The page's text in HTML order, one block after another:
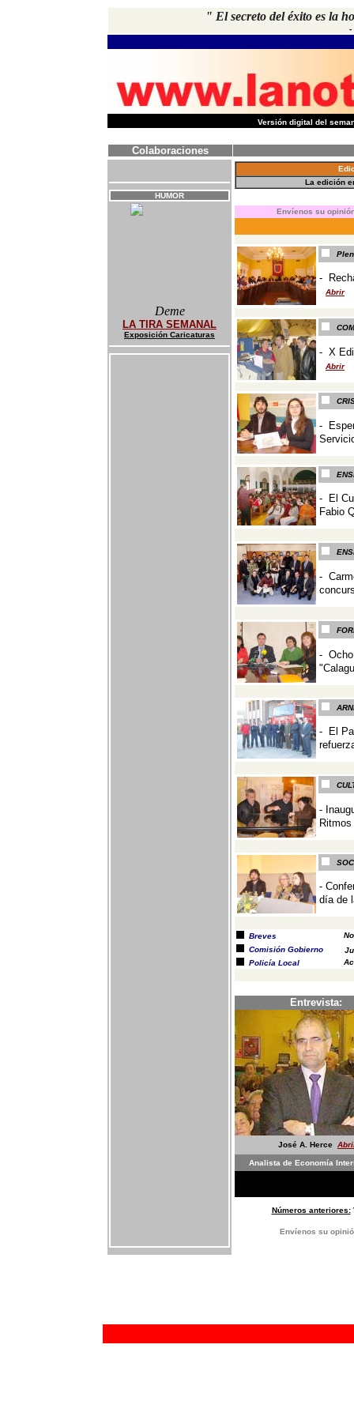
" El secreto del éxito es la
-
Versión digital del
Colaboraciones
HUMOR
Deme
LA TIRA SEMANAL
Exposición Caricaturas
La edición
Envíenos su
-
Abrir
- X
Abrir
-
-
El
Fabio
-
- Ocho
- El
-
-
día de
Breves
Comisión Gobierno
Policía Local
Entrevista:
José A. Herce
Analista de Economía
Números anteriores:
Envíenos su